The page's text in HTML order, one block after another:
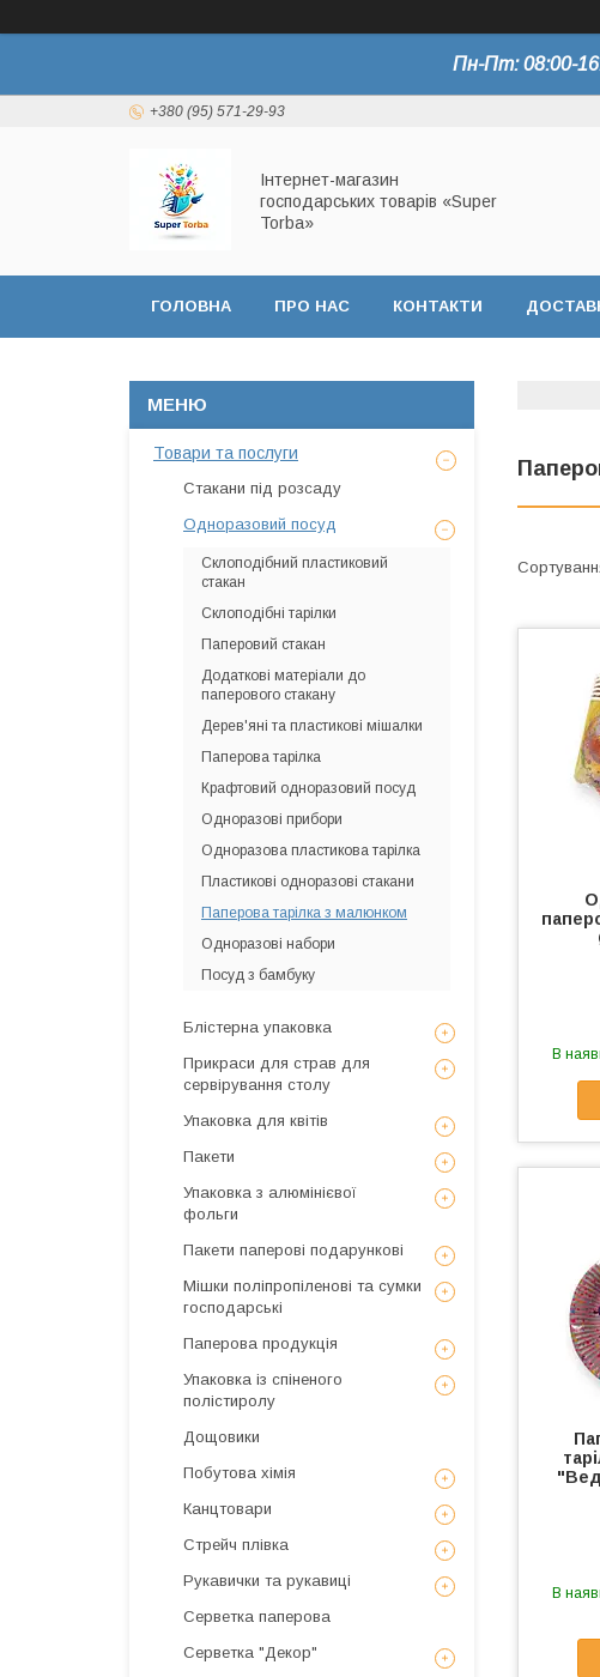
Пн-Пт: 08:00-
+380 (95) 571-29-93
Інтернет-магазин
господарських товарів «Super
Torba»
ГОЛОВНА ПРО НАС КОНТАКТИ
В
В
Товари та послуги
Стакани під розсаду
Одноразовий посуд
Склоподібний пластиковий
стакан
Склоподібні тарілки
Паперовий стакан
Додаткові матеріали до
паперового стакану
Дерев'яні та пластикові мішалки
Паперова тарілка
Крафтовий одноразовий посуд
Одноразові прибори
Одноразова пластикова тарілка
Пластикові одноразові стакани
Паперова тарілка з малюнком
Одноразові набори
Посуд з бамбуку
Блістерна упаковка
Прикраси для страв для
сервірування столу
Упаковка для квітів
Пакети
Упаковка з алюмінієвої
фольги
Пакети паперові подарункові
Мішки поліпропіленові та сумки
господарські
Паперова продукція
Упаковка із спіненого
полістиролу
Дощовики
Побутова хімія
Канцтовари
Стрейч плівка
Рукавички та рукавиці
Серветка паперова
Серветка "Декор"